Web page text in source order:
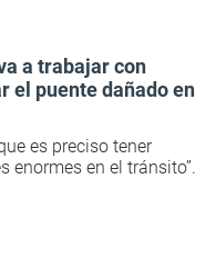
a trabajar con
el puente dañado en
es preciso tener
enormes en el tránsito”.